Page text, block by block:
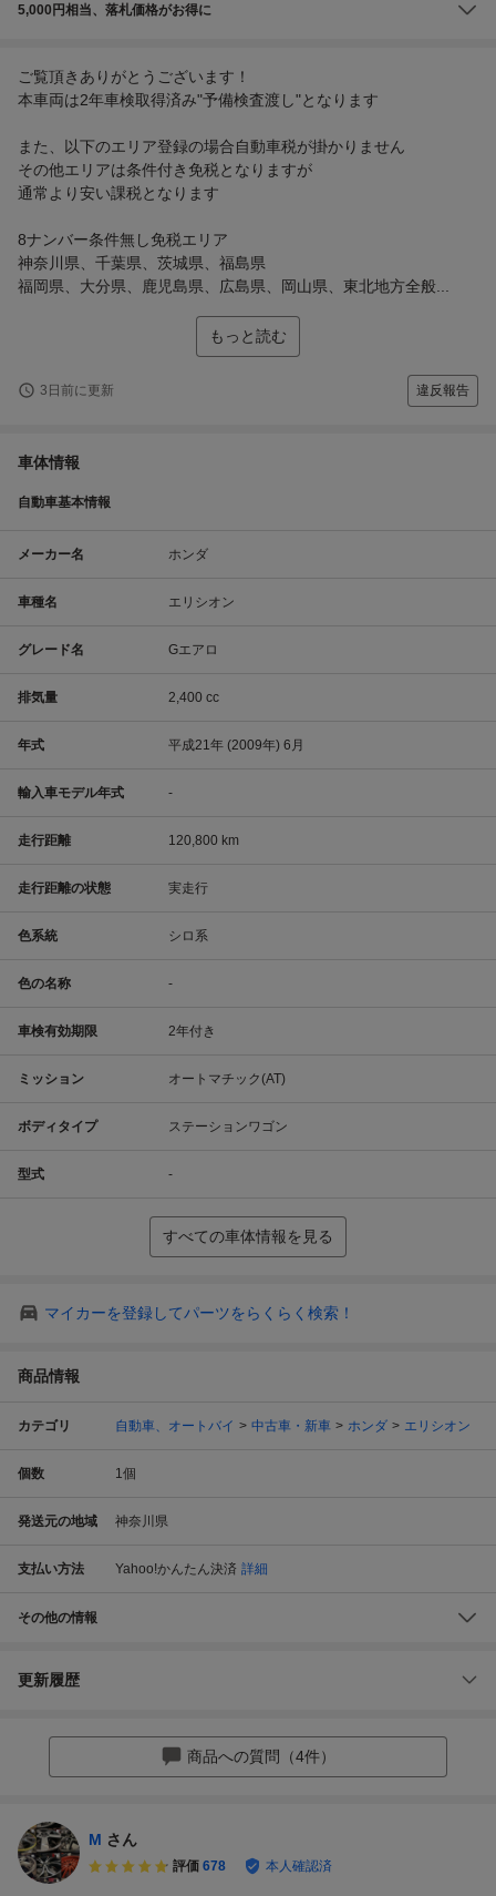
5,000円相当、落札価格がお得に
ご覧頂きありがとうございます！
本車両は2年車検取得済み"予備検査渡し"となります
また、以下のエリア登録の場合自動車税が掛かりません
その他エリアは条件付き免税となりますが
通常より安い課税となります
8ナンバー条件無し免税エリア
神奈川県、千葉県、茨城県、福島県
福岡県、大分県、鹿児島県、広島県、岡山県、東北地方全般...
もっと読む
3日前に更新 違反報告
車体情報
自動車基本情報
メーカー名 ホンダ
車種名 エリシオン
グレード名 Gエアロ
排気量 2,400 cc
年式 平成21年 (2009年) 6月
輸入車モデル年式 -
走行距離 120,800 km
走行距離の状態 実走行
色系統 シロ系
色の名称 -
車検有効期限 2年付き
ミッション オートマチック(AT)
ボディタイプ ステーションワゴン
型式 -
すべての車体情報を見る
マイカーを登録してパーツをらくらく検索！
商品情報
カテゴリ 自動車、オートバイ 中古車・新車 ホンダ エリシオン
個数 1個
発送元の地域 神奈川県
支払い方法 Yahoo!かんたん決済 詳細
その他の情報
更新履歴
商品への質問（4件）
M さん
評価 678 本人確認済